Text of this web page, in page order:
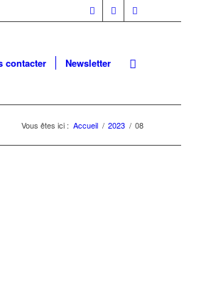
contacter Newsletter
Vous êtes ici : Accueil / 2023 / 08